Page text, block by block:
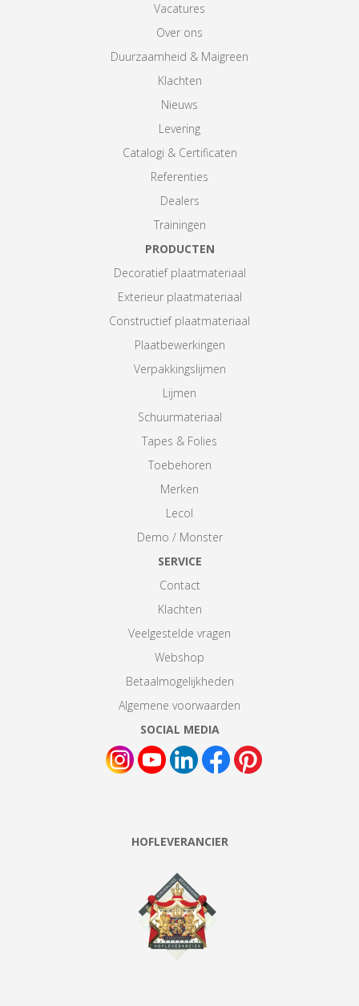
Vacatures
Over ons
Duurzaamheid & Maigreen
Klachten
Nieuws
Levering
Catalogi & Certificaten
Referenties
Dealers
Trainingen
PRODUCTEN
Decoratief plaatmateriaal
Exterieur plaatmateriaal
Constructief plaatmateriaal
Plaatbewerkingen
Verpakkingslijmen
Lijmen
Schuurmateriaal
Tapes & Folies
Toebehoren
Merken
Lecol
Demo / Monster
SERVICE
Contact
Klachten
Veelgestelde vragen
Webshop
Betaalmogelijkheden
Algemene voorwaarden
SOCIAL MEDIA
HOFLEVERANCIER